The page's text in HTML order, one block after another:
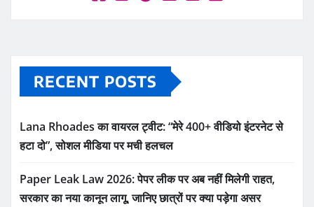
RECENT POSTS
Lana Rhoades का वायरल ट्वीट: “मेरे 400+ वीडियो इंटरनेट से
हटा दो”, सोशल मीडिया पर मची हलचल
Paper Leak Law 2026: पेपर लीक पर अब नहीं मिलेगी राहत,
सरकार का नया कानून लागू, जानिए छात्रों पर क्या पड़ेगा असर